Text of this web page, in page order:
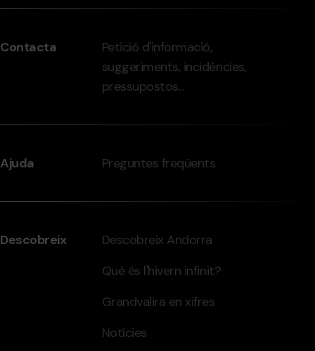
del
-
Contacta
Petició d'informació,
suggeriments, incidències,
pressupostos...
Ajuda Preguntes freqüents
Descobreix
Descobreix Andorra
Què és l'hivern infinit?
Grandvalira en xifres
Notícies